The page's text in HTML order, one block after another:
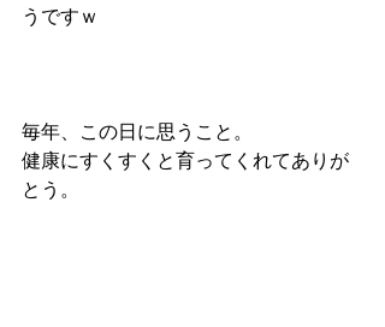
うですｗ
毎年、この日に思うこと。
健康にすくすくと育ってくれてありが
とう。